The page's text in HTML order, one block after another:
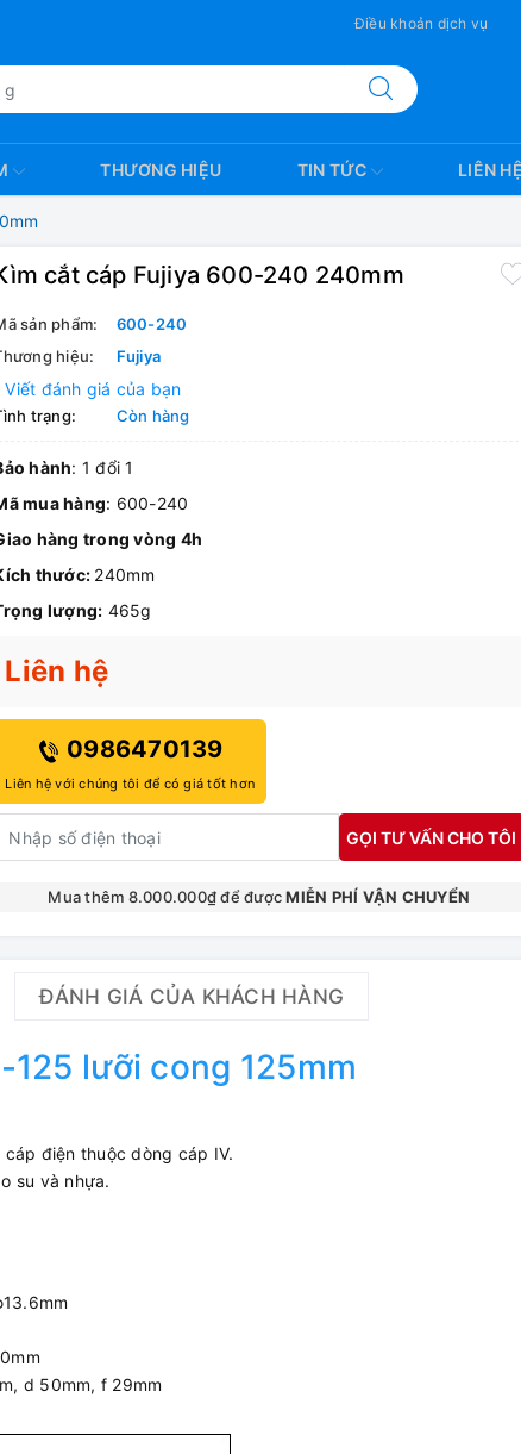
Điều khoản dịch vụ
THƯƠNG HIỆU TIN TỨC LIÊN HỆ
cắt cáp Fujiya 600-240 240mm
sản phẩm:
600-240
hiệu:
Fujiya
Viết đánh giá của bạn
trạng: Còn hàng
hành: 1 đổi 1
mua hàng: 600-240
hàng trong vòng 4h
thước: 240mm
lượng: 465g
Liên hệ
0986470139
Liên hệ với chúng tôi để có giá tốt hơn
GỌI TƯ VẤN CHO TÔI
Mua thêm 8.000.000₫ để đượcMIỄN PHÍ VẬN CHUYỂN
ĐÁNH GIÁ CỦA KHÁCH HÀNG
lưỡi cong 125mm
điện thuộc dòng cáp IV.
su và nhựa.
d 50mm, f 29mm